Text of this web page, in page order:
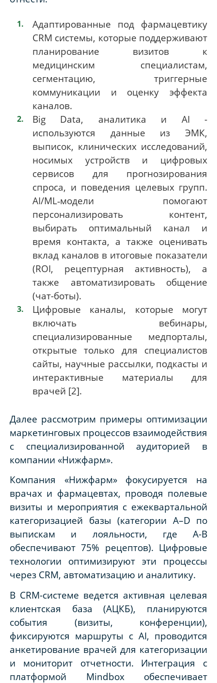
Адаптированные под фармацевтику
CRM системы, которые поддерживают
планирование визитов к
медицинским специалистам,
сегментацию, триггерные
коммуникации и оценку эффекта
каналов.
Big Data, аналитика и AI -
используются данные из ЭМК,
выписок, клинических исследований,
носимых устройств и цифровых
сервисов для прогнозирования
спроса, и поведения целевых групп.
AI/ML‑модели помогают
персонализировать контент,
выбирать оптимальный канал и
время контакта, а также оценивать
вклад каналов в итоговые показатели
(ROI, рецептурная активность), а
также автоматизировать общение
(чат-боты).
Цифровые каналы, которые могут
включать вебинары,
специализированные медпорталы,
открытые только для специалистов
сайты, научные рассылки, подкасты и
интерактивные материалы для
врачей [2].
Далее рассмотрим примеры оптимизации
маркетинговых процессов взаимодействия
с специализированной аудиторией в
компании «Нижфарм».
Компания «Нижфарм» фокусируется на
врачах и фармацевтах, проводя полевые
визиты и мероприятия с ежеквартальной
категоризацией базы (категории A–D по
выпискам и лояльности, где A-B
обеспечивают 75% рецептов). Цифровые
технологии оптимизируют эти процессы
через CRM, автоматизацию и аналитику.
В CRM-системе ведется активная целевая
клиентская база (АЦКБ), планируются
события (визиты, конференции),
фиксируются маршруты с AI, проводится
анкетирование врачей для категоризации
и мониторит отчетности. Интеграция с
платформой Mindbox обеспечивает